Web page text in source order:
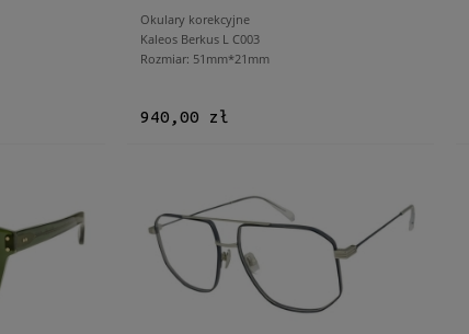
Okulary korekcyjne
Kaleos Berkus L C003
Rozmiar: 51mm*21mm
940,00 zł